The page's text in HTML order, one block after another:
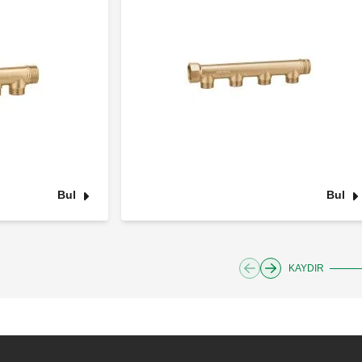
Bul Bul
KAYDIR